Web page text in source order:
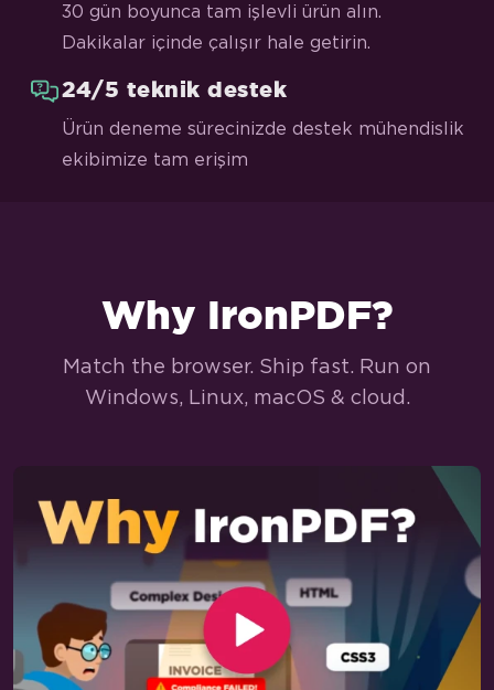
30 gün boyunca tam işlevli ürün alın.
Dakikalar içinde çalışır hale getirin.
24/5 teknik destek
Ürün deneme sürecinizde destek mühendislik
ekibimize tam erişim
Why IronPDF?
Match the browser. Ship fast. Run on
Windows, Linux, macOS & cloud.